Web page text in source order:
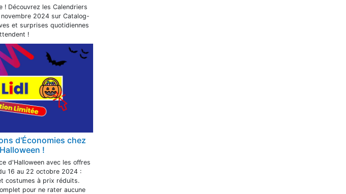
! Découvrez les Calendriers
2024 sur Catalog-
et surprises quotidiennes
!
d'Économies chez
!
d'Halloween avec les offres
16 au 22 octobre 2024 :
costumes à prix réduits.
pour ne rater aucune